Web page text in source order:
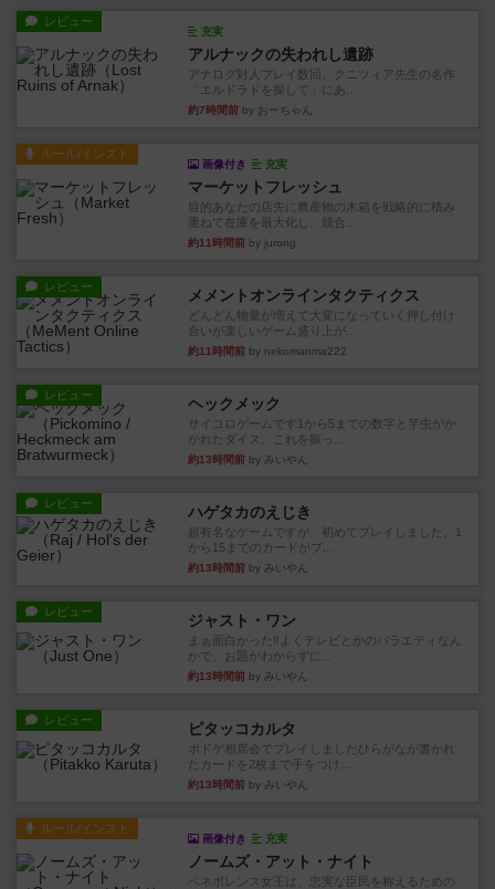
レビュー
充実
アルナックの失われし遺跡
アナログ対人プレイ数回。クニツィア先生の名作
「エルドラドを探して」にあ...
約7時間前 by おーちゃん
ルール/インスト
画像付き 充実
マーケットフレッシュ
目的あなたの店先に農産物の木箱を戦略的に積み
重ねて在庫を最大化し、競合...
約11時間前 by jurong
レビュー メメントオンラインタクティクス
どんどん物量が増えて大変になっていく押し付け
合いが楽しいゲーム盛り上が...
約11時間前 by nekomanma222
レビュー ヘックメック
サイコロゲームです1から5までの数字と芋虫がか
かれたダイス。これを振っ...
約13時間前 by みいやん
レビュー ハゲタカのえじき
超有名なゲームですが、初めてプレイしました。1
から15までのカードがプ...
約13時間前 by みいやん
レビュー ジャスト・ワン
まぁ面白かった‼️よくテレビとかのバラエティなん
かで、お題がわからずに...
約13時間前 by みいやん
レビュー ピタッコカルタ
ボドゲ相席会でプレイしましたひらがなが書かれ
たカードを2枚まで手をつけ...
約13時間前 by みいやん
ルール/インスト
画像付き 充実
ノームズ・アット・ナイト
ベネボレンス女王は、忠実な臣民を称えるための